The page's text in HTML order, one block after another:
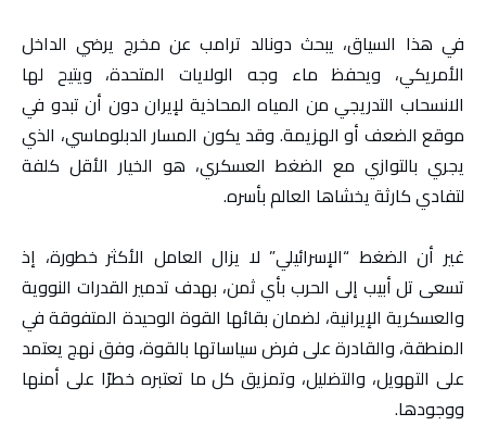
في هذا السياق، يبحث دونالد ترامب عن مخرج يرضي الداخل
الأمريكي، ويحفظ ماء وجه الولايات المتحدة، ويتيح لها
الانسحاب التدريجي من المياه المحاذية لإيران دون أن تبدو في
موقع الضعف أو الهزيمة. وقد يكون المسار الدبلوماسي، الذي
يجري بالتوازي مع الضغط العسكري، هو الخيار الأقل كلفة
لتفادي كارثة يخشاها العالم بأسره.
غير أن الضغط “الإسرائيلي” لا يزال العامل الأكثر خطورة، إذ
تسعى تل أبيب إلى الحرب بأي ثمن، بهدف تدمير القدرات النووية
والعسكرية الإيرانية، لضمان بقائها القوة الوحيدة المتفوقة في
المنطقة، والقادرة على فرض سياساتها بالقوة، وفق نهج يعتمد
على التهويل، والتضليل، وتمزيق كل ما تعتبره خطرًا على أمنها
ووجودها.